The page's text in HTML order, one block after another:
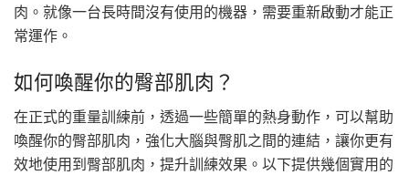
肉。就像一台長時間沒有使用的機器，需要重新啟動才能正
常運作。
如何喚醒你的臀部肌肉？
在正式的重量訓練前，透過一些簡單的熱身動作，可以幫助
喚醒你的臀部肌肉，強化大腦與臀肌之間的連結，讓你更有
效地使用到臀部肌肉，提升訓練效果。以下提供幾個實用的